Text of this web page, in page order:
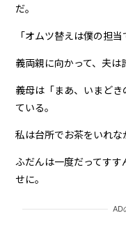
だ。
「オムツ替えは僕の担当
義両親に向かって、夫は
義母は「まあ、いまど
ている。
私は台所でお茶をいれな
ふだんは一度だってすす
せに。
AD